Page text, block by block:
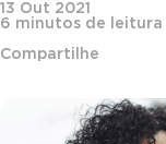
13 Out 2021
6 minutos de leitura
Compartilhe